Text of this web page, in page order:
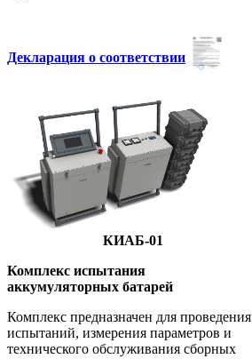
Декларация о соответствии
КИАБ-01
Комплекс испытания
аккумуляторных батарей
Комплекс предназначен для проведения
испытаний, измерения параметров и
технического обслуживания сборных